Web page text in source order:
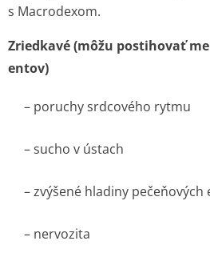
s Macrodexom.
Zriedkavé (môžu postihovať
entov)
– poruchy srdcového rytmu
– sucho v ústach
– zvýšené hladiny pečeňových
– nervozita